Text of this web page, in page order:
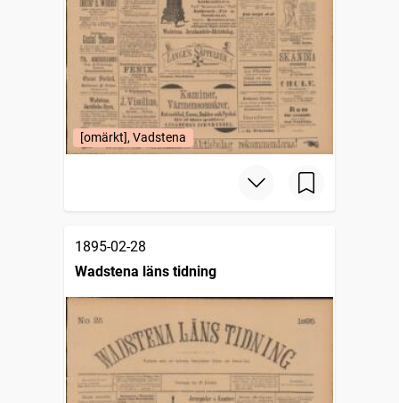
[omärkt], Vadstena
1895-02-28
Wadstena läns tidning